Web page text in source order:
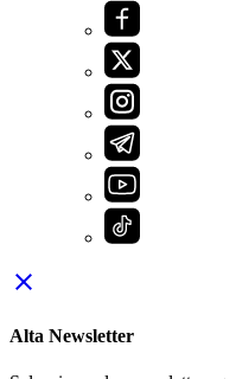
close
Alta Newsletter